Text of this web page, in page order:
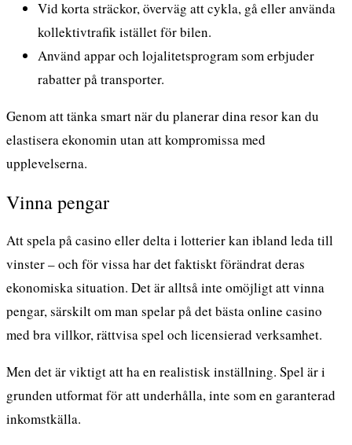
Vid korta sträckor, överväg att cykla, gå eller använda
kollektivtrafik istället för bilen.
Använd appar och lojalitetsprogram som erbjuder
rabatter på transporter.
Genom att tänka smart när du planerar dina resor kan du
elastisera ekonomin utan att kompromissa med
upplevelserna.
Vinna pengar
Att spela på casino eller delta i lotterier kan ibland leda till
vinster – och för vissa har det faktiskt förändrat deras
ekonomiska situation. Det är alltså inte omöjligt att vinna
pengar, särskilt om man spelar på detbästa online casino
med bra villkor, rättvisa spel och licensierad verksamhet.
Men det är viktigt att ha en realistisk inställning. Spel är i
grunden utformat för att underhålla, inte som en garanterad
inkomstkälla.